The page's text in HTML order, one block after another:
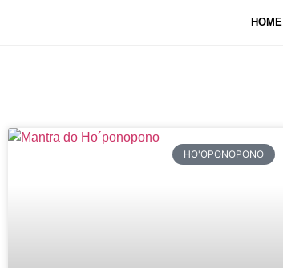
HOME
HO'OPONOPONO